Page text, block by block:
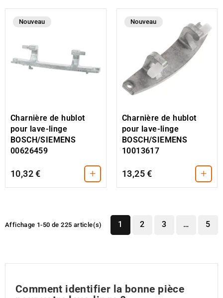
Nouveau
Charnière de hublot
pour lave-linge
BOSCH/SIEMENS
00626459
10,32 € +
Nouveau
Charnière de hublot
pour lave-linge
BOSCH/SIEMENS
10013617
13,25 € +
Affichage 1-50 de 225 article(s) 1 2 3 … 5
Comment identifier la bonne pièce